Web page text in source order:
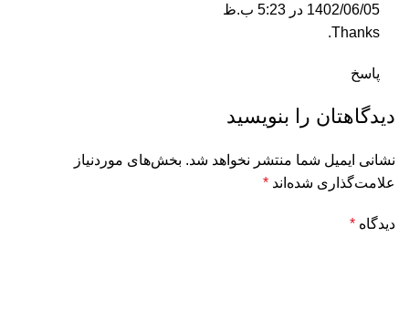
1402/06/05 در 5:23 ب.ظ
Thanks.
پاسخ
دیدگاهتان را بنویسید
نشانی ایمیل شما منتشر نخواهد شد. بخش‌های موردنیاز
علامت‌گذاری شده‌اند *
دیدگاه *